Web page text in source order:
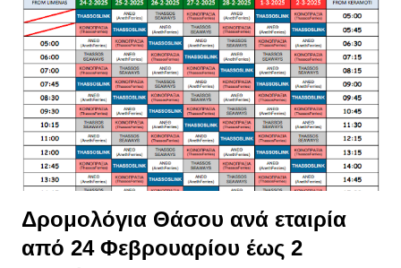
Δρομολόγια Θάσου ανά εταιρία
από 24 Φεβρουαρίου έως 2